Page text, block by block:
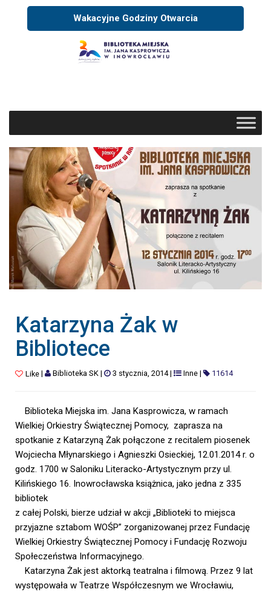
Wakacyjne Godziny Otwarcia
Katarzyna Żak w
Bibliotece
Like| Biblioteka SK| 3 stycznia, 2014| Inne| 11614
Biblioteka Miejska im. Jana Kasprowicza, w ramach
Wielkiej Orkiestry Świątecznej Pomocy, zaprasza na
spotkanie z Katarzyną Żak połączone z recitalem piosenek
Wojciecha Młynarskiego i Agnieszki Osieckiej, 12.01.2014 r. o
godz. 1700 w Saloniku Literacko-Artystycznym przy ul.
Kilińskiego 16. Inowrocławska książnica, jako jedna z 335
bibliotek
z całej Polski, bierze udział w akcji „Biblioteki to miejsca
przyjazne sztabom WOŚP” zorganizowanej przez Fundację
Wielkiej Orkiestry Świątecznej Pomocy i Fundację Rozwoju
Społeczeństwa Informacyjnego.
Katarzyna Żak jest aktorką teatralna i filmową. Przez 9 lat
występowała w Teatrze Współczesnym we Wrocławiu,